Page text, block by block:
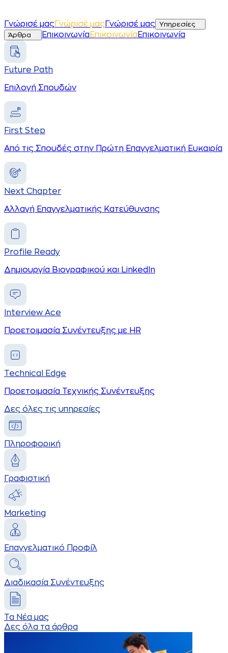
Γνώρισέ μαςΓνώρισέ μας Γνώρισέ μας
Υπηρεσίες
Άρθρα
Επικοινωνία Επικοινωνία Επικοινωνία
Future Path
Επιλογή Σπουδών
First Step
Από τις Σπουδές στην Πρώτη Επαγγελματική Ευκαιρία
Next Chapter
Αλλαγή Επαγγελματικής Κατεύθυνσης
Profile Ready
Δημιουργία Βιογραφικού και LinkedIn
Interview Ace
Προετοιμασία Συνέντευξης με HR
Technical Edge
Προετοιμασία Τεχνικής Συνέντευξης
Δες όλες τις υπηρεσίες
Πληροφορική
Γραφιστική
Marketing
Επαγγελματικό Προφίλ
Διαδικασία Συνέντευξης
Τα Νέα μας
Δες όλα τα άρθρα